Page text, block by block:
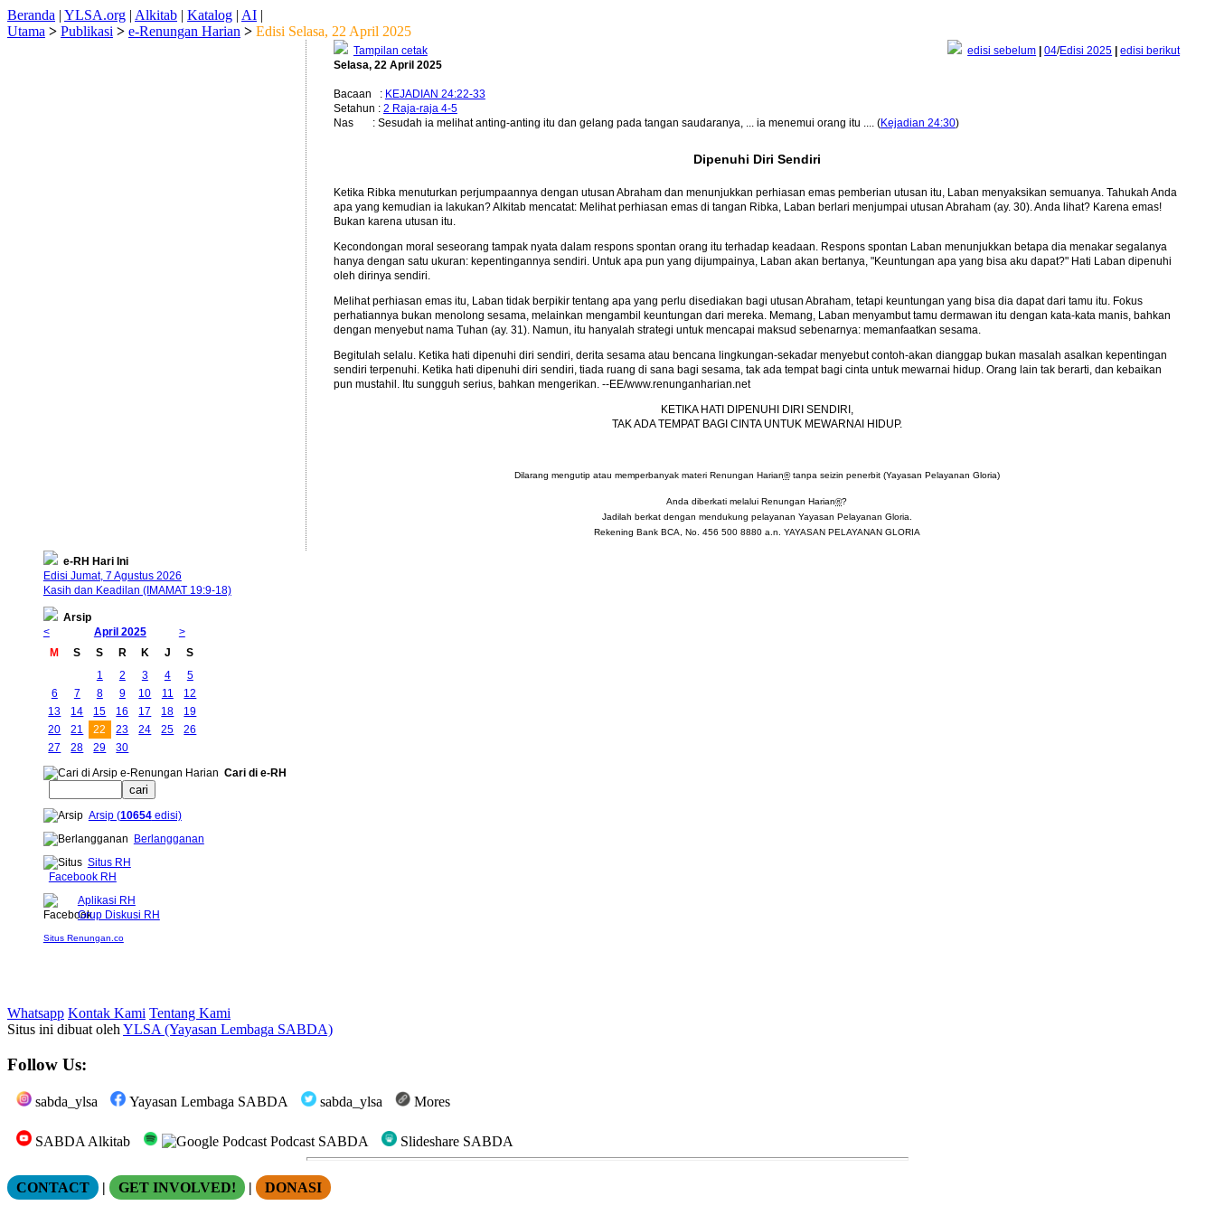
Beranda | YLSA.org | Alkitab | Katalog | AI |
Utama > Publikasi > e-Renungan Harian > Edisi Selasa, 22 April 2025
Tampilan cetak edisi sebelum |04/Edisi 2025 |edisi berikut
Selasa, 22 April 2025
Bacaan : KEJADIAN 24:22-33
Setahun : 2 Raja-raja 4-5
Nas : Sesudah ia melihat anting-anting itu dan gelang pada tangan saudaranya, ... ia menemui orang itu .... (Kejadian 24:30)
Dipenuhi Diri Sendiri
Ketika Ribka menuturkan perjumpaannya dengan utusan Abraham dan menunjukkan perhiasan emas pemberian utusan itu, Laban menyaksikan semuanya. Tahukah Anda
apa yang kemudian ia lakukan? Alkitab mencatat: Melihat perhiasan emas di tangan Ribka, Laban berlari menjumpai utusan Abraham (ay. 30). Anda lihat? Karena emas!
Bukan karena utusan itu.
Kecondongan moral seseorang tampak nyata dalam respons spontan orang itu terhadap keadaan. Respons spontan Laban menunjukkan betapa dia menakar segalanya
hanya dengan satu ukuran: kepentingannya sendiri. Untuk apa pun yang dijumpainya, Laban akan bertanya, "Keuntungan apa yang bisa aku dapat?" Hati Laban dipenuhi
oleh dirinya sendiri.
Melihat perhiasan emas itu, Laban tidak berpikir tentang apa yang perlu disediakan bagi utusan Abraham, tetapi keuntungan yang bisa dia dapat dari tamu itu. Fokus
perhatiannya bukan menolong sesama, melainkan mengambil keuntungan dari mereka. Memang, Laban menyambut tamu dermawan itu dengan kata-kata manis, bahkan
dengan menyebut nama Tuhan (ay. 31). Namun, itu hanyalah strategi untuk mencapai maksud sebenarnya: memanfaatkan sesama.
Begitulah selalu. Ketika hati dipenuhi diri sendiri, derita sesama atau bencana lingkungan-sekadar menyebut contoh-akan dianggap bukan masalah asalkan kepentingan
sendiri terpenuhi. Ketika hati dipenuhi diri sendiri, tiada ruang di sana bagi sesama, tak ada tempat bagi cinta untuk mewarnai hidup. Orang lain tak berarti, dan kebaikan
pun mustahil. Itu sungguh serius, bahkan mengerikan. --EE/www.renunganharian.net
KETIKA HATI DIPENUHI DIRI SENDIRI,
TAK ADA TEMPAT BAGI CINTA UNTUK MEWARNAI HIDUP.
Dilarang mengutip atau memperbanyak materi Renungan Harian®tanpa seizin penerbit (Yayasan Pelayanan Gloria)
Anda diberkati melalui Renungan Harian®?
Jadilah berkat dengan mendukung pelayanan Yayasan Pelayanan Gloria.
Rekening Bank BCA, No. 456 500 8880 a.n. YAYASAN PELAYANAN GLORIA
e-RH Hari Ini
Edisi Jumat, 7 Agustus 2026
Kasih dan Keadilan (IMAMAT 19:9-18)
Arsip
<
April 2025
>
M
S S R K J
S
1
2 3 4
5
6
7 8 9 10 11
12
13
14 15 16 17 18
19
20
21 22 23 24 25
26
27
28 29
30
Cari di e-RH
Arsip (10654edisi)
Berlangganan
Situs RH
Facebook RH
Aplikasi RH
Grup Diskusi RH
Situs Renungan.co
Whatsapp Kontak Kami Tentang Kami
Situs ini dibuat oleh YLSA (Yayasan Lembaga SABDA)
Follow Us:
sabda_ylsa Yayasan Lembaga SABDA sabda_ylsa Mores
SABDA Alkitab Podcast SABDA Slideshare SABDA
CONTACT | GET INVOLVED! | DONASI